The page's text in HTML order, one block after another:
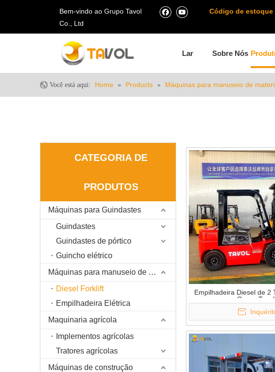
Bem-vindo ao Grupo Tavol
Co., Ltd
Código de estoque
Lar Sobre Nós
Você está aqui: Home » Products » Máquinas para manuseio de
CATEGORIA DE
PRODUTOS
Máquinas para Guindastes
Guindastes
Guindastes de pórtico
Guincho elétrico
Máquinas para manuseio de materiais
Diesel Forklift
Empilhadeira Elétrica
Maquinaria agrícola
Implementos agrícolas
Tratores agrícolas
Máquinas de construção
Empilhadeira Diesel de 2
Grupo Tavol